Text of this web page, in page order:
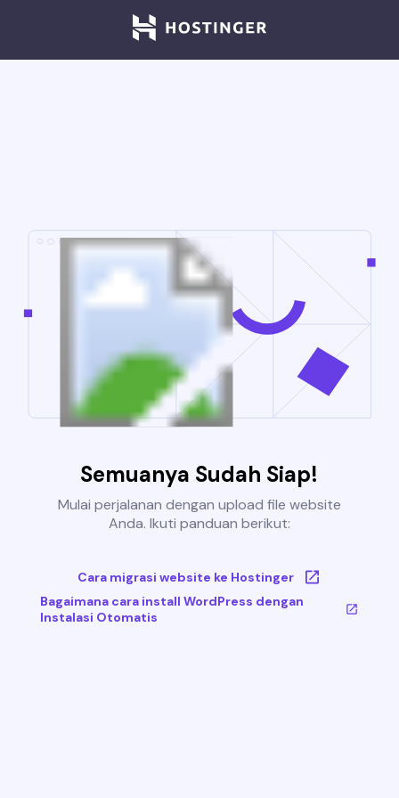
Semuanya Sudah Siap!
Mulai perjalanan dengan upload file website
Anda. Ikuti panduan berikut:
Cara migrasi website ke Hostinger
Bagaimana cara install WordPress dengan
Instalasi Otomatis